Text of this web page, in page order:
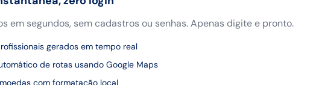
em segundos, sem cadastros ou senhas. Apenas digite e pronto.
gerados em tempo real
de rotas usando Google Maps
com formatação local